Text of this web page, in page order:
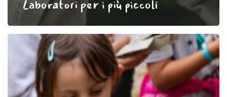
Laboratori per i più piccoli